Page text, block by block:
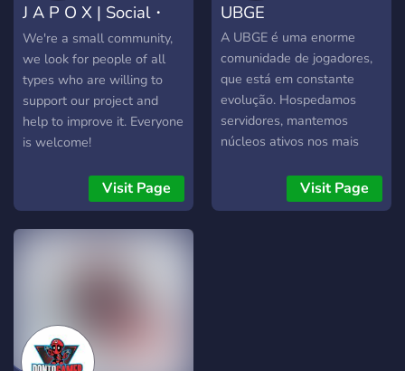
J A P O X | Social・
Anime・Games
We're a small community,
we look for people of all
types who are willing to
support our project and
help to improve it. Everyone
is welcome!
Visit Page
UBGE
A UBGE é uma enorme
comunidade de jogadores,
que está em constante
evolução. Hospedamos
servidores, mantemos
núcleos ativos nos mais
novos players, organizamos
eventos e torneios, e muito
Visit Page